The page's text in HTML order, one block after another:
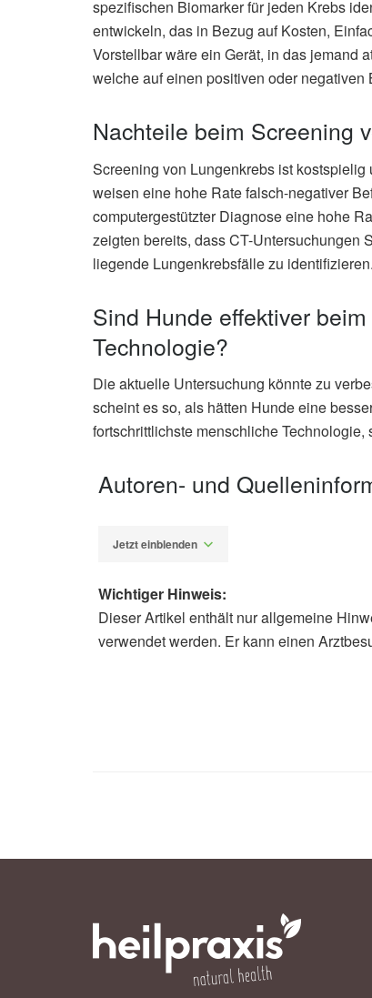
spezifischen Biomarker für jeden Krebs
entwickeln, das in Bezug auf Kosten,
Vorstellbar wäre ein Gerät, in das jemand
welche auf einen positiven oder negativen
Nachteile beim Screening
Screening von Lungenkrebs ist
weisen eine hohe Rate falsch-negativer
computergestützter Diagnose eine hohe
zeigten bereits, dass CT-Untersuchungen
liegende Lungenkrebsfälle zu identifizieren.
Sind Hunde effektiver
Technologie?
Die aktuelle Untersuchung könnte zu
scheint es so, als hätten Hunde eine
fortschrittlichste menschliche
Autoren- und
Jetzt einblenden
Alexander Stindt
Wichtiger Hinweis:
Dieser Artikel enthält nur allgemeine
verwendet werden. Er kann einen